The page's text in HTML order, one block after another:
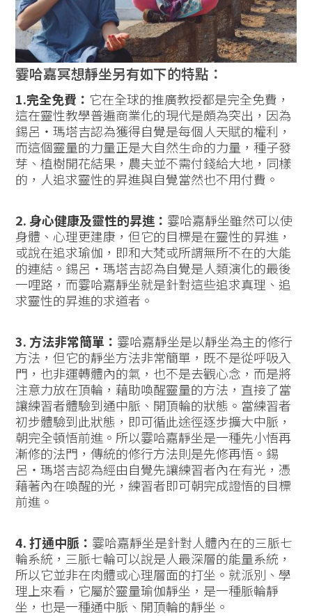
霎哈嘉冥想靜坐另有如下的特點：
1.完全免費： 它在全球的推廣教授都是完全免費，
這在靈性教學普遍商業化的現代是頗為突出，因為
錫呂‧瑪塔吉認為獲得自覺是每個人天賦的權利，
而這個靈量的力量正是大自然生命的力量，種子發
芽、植樹開花結果，農夫並不需付錢給大地，同樣
的，人追求靈性的昇進與自覺當然也不用付費。
2. 身心健康及靈性的昇進： 霎哈嘉靜坐雖然可以使
身體、心理更建康，但它的目標是在靈性的昇進，
或說在追求瑜伽，即和大梵或所謂無所不在的大能
的連結。錫呂‧瑪塔吉認為自覺是人類演化的最後
一哩路，而霎哈嘉靜坐就是針對這些追求真理、追
求靈性的昇進的求道者。
3. 方法非常簡單： 霎哈嘉靜坐是以靜坐為主的修行
方法，但它的靜坐方法非常簡單，既不是從呼吸入
門，也非運轉體內的氣，也不是去觀心念，而是將
注意力放在頂輪，藉助喚醒靈量的方法，直接了當
讓練習者體驗到通中脈、開頂輪的狀態。當練習者
初步體驗到此狀態，即可循此途徑逐步擴大中脈，
朝完全頓悟前進。所以霎哈嘉靜坐是一種先小悟再
漸修的法門，傳統的修行方法則是先修再悟。錫
呂‧瑪塔吉認為經由自覺先讓練習者內在有光，憑
藉著內在喚醒的光，練習者即可朝完成證悟的目標
前進。
4. 打通中脈： 霎哈嘉靜坐是針對人體內在的三脈七
輪系統，三脈七輪可以說是人最深層的能量系統，
所以它並非在肉體或心理層面的打坐。就派別、學
理上來看，它屬於靈量瑜伽靜坐，是一種脈輪靜
坐，也是一種通中脈、開頂輪的靜坐。